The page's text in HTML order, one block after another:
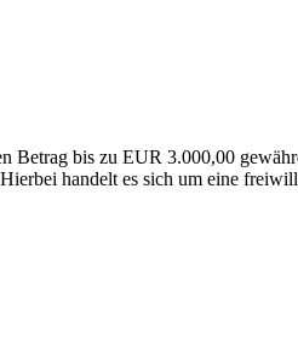
bis zu EUR 3.000,00
handelt es sich um eine